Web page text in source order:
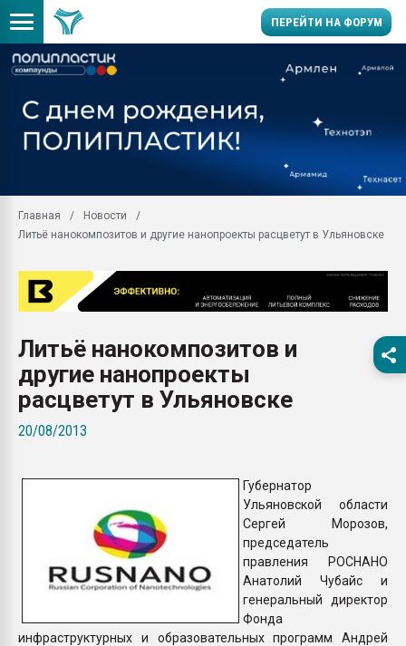
ПЕРЕЙТИ НА ФОРУМ
заводу пластмасс"
28.07.2026
пластмасс
28.07.2026
Главная
Новости
Литьё нанокомпозитов и другие нанопроекты расцветут в Ульяновске
Литьё нанокомпозитов и
другие нанопроекты
расцветут в Ульяновске
20/08/2013
Губернатор
Ульяновской области
Сергей Морозов,
председатель
правления РОСНАНО
Анатолий Чубайс и
генеральный директор
Фонда
инфраструктурных и образовательных программ Андрей